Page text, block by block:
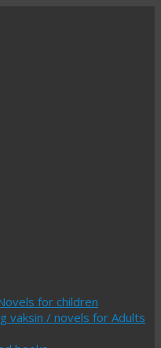
for children
vaksin / novels for Adults